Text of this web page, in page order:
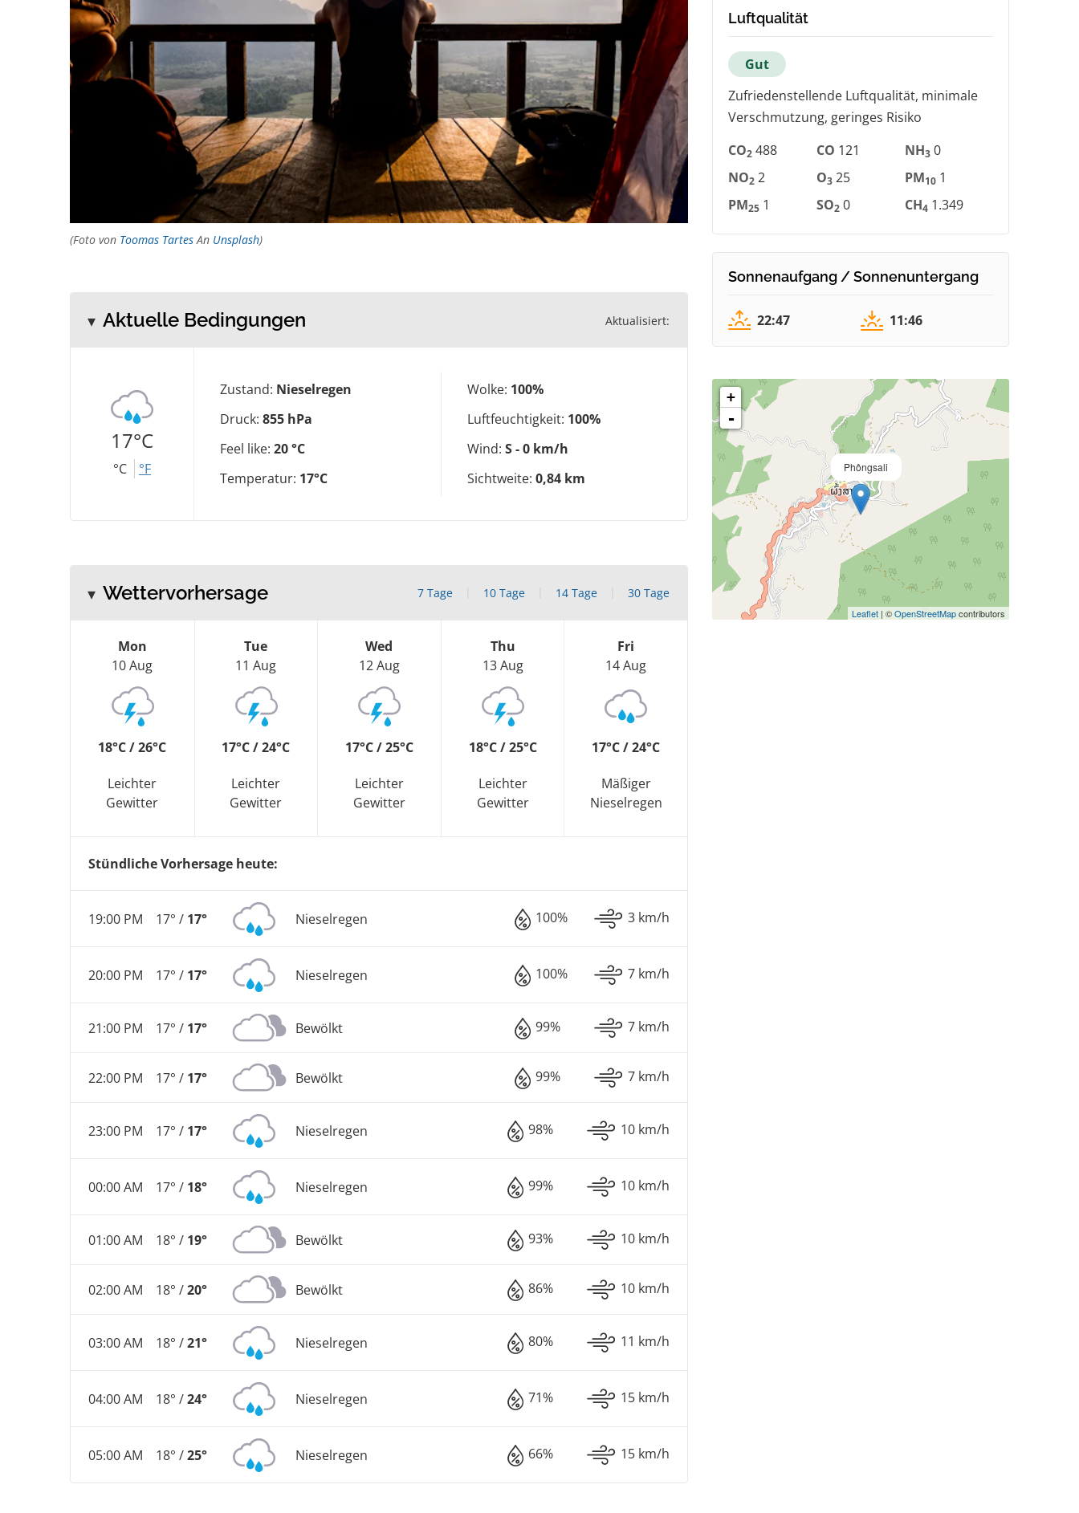
(Foto von Toomas TartesAn Unsplash)
Aktuelle Bedingungen Aktualisiert:
17°C
°C °F
Zustand: Nieselregen
Druck: 855 hPa
Feel like: 20 °C
Temperatur: 17°C
Wolke: 100%
Luftfeuchtigkeit: 100%
Wind: S - 0 km/h
Sichtweite: 0,84 km
Wettervorhersage 7 Tage 10 Tage 14 Tage 30 Tage
Mon
10 Aug
18°C / 26°C
Leichter
Gewitter
Tue
11 Aug
17°C / 24°C
Leichter
Gewitter
Wed
12 Aug
17°C / 25°C
Leichter
Gewitter
Thu
13 Aug
18°C / 25°C
Leichter
Gewitter
Fri
14 Aug
17°C / 24°C
Mäßiger
Nieselregen
Stündliche Vorhersage heute:
19:00 PM 17° / 17° Nieselregen 100% 3 km/h
20:00 PM 17° / 17° Nieselregen 100% 7 km/h
21:00 PM 17° / 17° Bewölkt 99% 7 km/h
22:00 PM 17° / 17° Bewölkt 99% 7 km/h
23:00 PM 17° / 17° Nieselregen 98% 10 km/h
00:00 AM 17° / 18° Nieselregen 99% 10 km/h
01:00 AM 18° / 19° Bewölkt 93% 10 km/h
02:00 AM 18° /20° Bewölkt 86% 10 km/h
03:00 AM 18° /21° Nieselregen 80% 11 km/h
04:00 AM 18° /24° Nieselregen 71% 15 km/h
05:00 AM 18° /25° Nieselregen 66% 15 km/h
Luftqualität
Gut
Zufriedenstellende Luftqualität, minimale
Verschmutzung, geringes Risiko
CO2 488 CO 121 NH3 0
NO2 2 O3 25 PM10 1
PM25 1 SO2 0 CH4 1.349
Sonnenaufgang / Sonnenuntergang
22:47 11:46
Phôngsali
+
-
Leaflet | ©OpenStreetMapcontributors